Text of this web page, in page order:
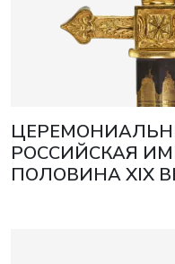
РОССИЙСКАЯ
ПОЛОВИНА XIX